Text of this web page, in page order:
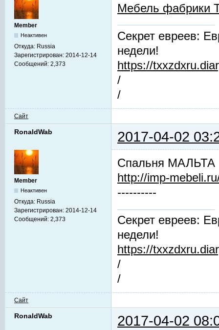
Member
Неактивен
Откуда: Russia
Зарегистрирован: 2014-12-14
Сообщений: 2,373
Мебель фабрики
Секрет евреев:
недели!
https://
/
/
Сайт
RonaldWab 2017-04-02
Member
Неактивен
Откуда: Russia
Зарегистрирован: 2014-12-14
Сообщений: 2,373
Спальня МАЛЬТА
http://imp-
----------
Секрет евреев:
недели!
https://
/
/
Сайт
RonaldWab 2017-04-02